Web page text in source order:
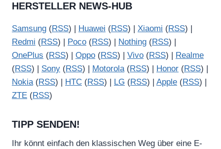
HERSTELLER NEWS-HUB
Samsung (RSS) | Huawei (RSS) | Xiaomi (RSS) |
Redmi (RSS) | Poco (RSS) | Nothing (RSS) |
OnePlus (RSS) | Oppo (RSS) | Vivo (RSS) |
Realme
(RSS) | Sony (RSS) | Motorola(RSS) | Honor (RSS) |
Nokia(RSS) | HTC (RSS) | LG (RSS) | Apple (RSS) |
ZTE (RSS)
TIPP SENDEN!
Ihr könnt einfach den klassischen Weg über eine E-